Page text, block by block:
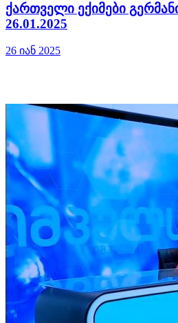
ქართველი ექიმები
26.01.2025
26 იან 2025